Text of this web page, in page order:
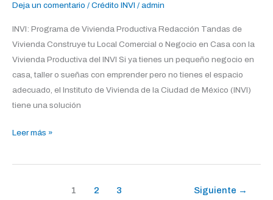
Deja un comentario / Crédito INVI / admin
INVI: Programa de Vivienda Productiva Redacción Tandas de
Vivienda Construye tu Local Comercial o Negocio en Casa con la
Vivienda Productiva del INVI Si ya tienes un pequeño negocio en
casa, taller o sueñas con emprender pero no tienes el espacio
adecuado, el Instituto de Vivienda de la Ciudad de México (INVI)
tiene una solución
Leer más »
1 2 3 Siguiente →